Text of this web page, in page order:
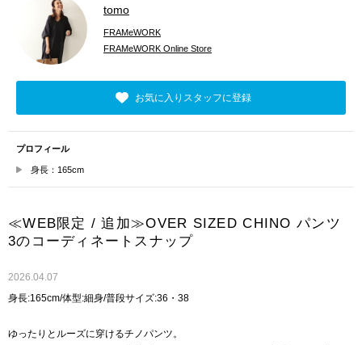
tomo
FRAMeWORK
FRAMeWORK Online Store
お気に入りスタッフに登録
プロフィール
身長：165cm
≪WEB限定 / 追加≫OVER SIZED CHINO パンツ
3のコーディネートスナップ
2026.04.07
身長:165cm/体型:細身/普段サイズ:36・38
ゆったりとルーズに穿けるチノパンツ。